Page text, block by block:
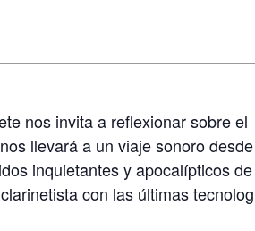
nos invita a reflexionar sobre el
llevará a un viaje sonoro
inquietantes y apocalípticos
con las últimas